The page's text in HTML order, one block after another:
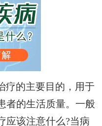
疗的主要目的，用于
者的生活质量。一般
应该注意什么?当病